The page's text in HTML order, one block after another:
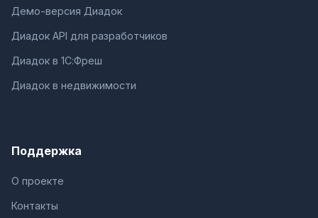
Демо-версия Диадок
Диадок API для разработчиков
Диадок в 1С:Фреш
Диадок в недвижимости
Поддержка
О проекте
Контакты